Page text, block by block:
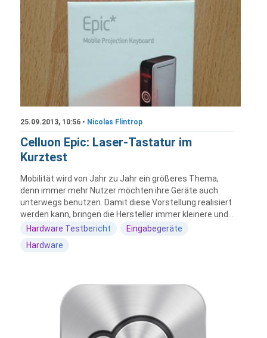
25.09.2013, 10:56 • Nicolas Flintrop
Celluon Epic: Laser-Tastatur im
Kurztest
Mobilität wird von Jahr zu Jahr ein größeres Thema,
denn immer mehr Nutzer möchten ihre Geräte auch
unterwegs benutzen. Damit diese Vorstellung realisiert
werden kann, bringen die Hersteller immer kleinere und...
Hardware Testbericht
Eingabegeräte
Hardware